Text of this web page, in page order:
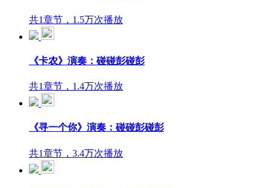
共1章节，1.5万次播放
《卡农》演奏：碰碰彭碰彭
共1章节，1.4万次播放
《寻一个你》演奏：碰碰彭碰彭
共1章节，3.4万次播放